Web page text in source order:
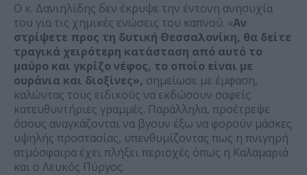
Ο κ. Δανιηλίδης δεν έκρυψε την έντονη ανησυχία
του για τις χημικές ενώσεις του καπνού. «Αν
στρίψετε προς τη δυτική Θεσσαλονίκη, θα δείτε
τραγικά χειρότερη κατάσταση από αυτό το
μαύρο και γκρίζο νέφος, το οποίο είναι με
ουράνια και διοξίνες», σημείωσε με έμφαση,
καλώντας τους ειδικούς να εκδώσουν σαφείς
κατευθυντήριες γραμμές. Παράλληλα, προέτρεψε
όσους αναγκάζονται να βγουν έξω να φορούν μάσκες
υψηλής προστασίας, υπενθυμίζοντας πως η πνιγηρή
ατμόσφαιρα έχει πλήξει περιοχές όπως η Καλαμαριά
και ο Λευκός Πύργος.